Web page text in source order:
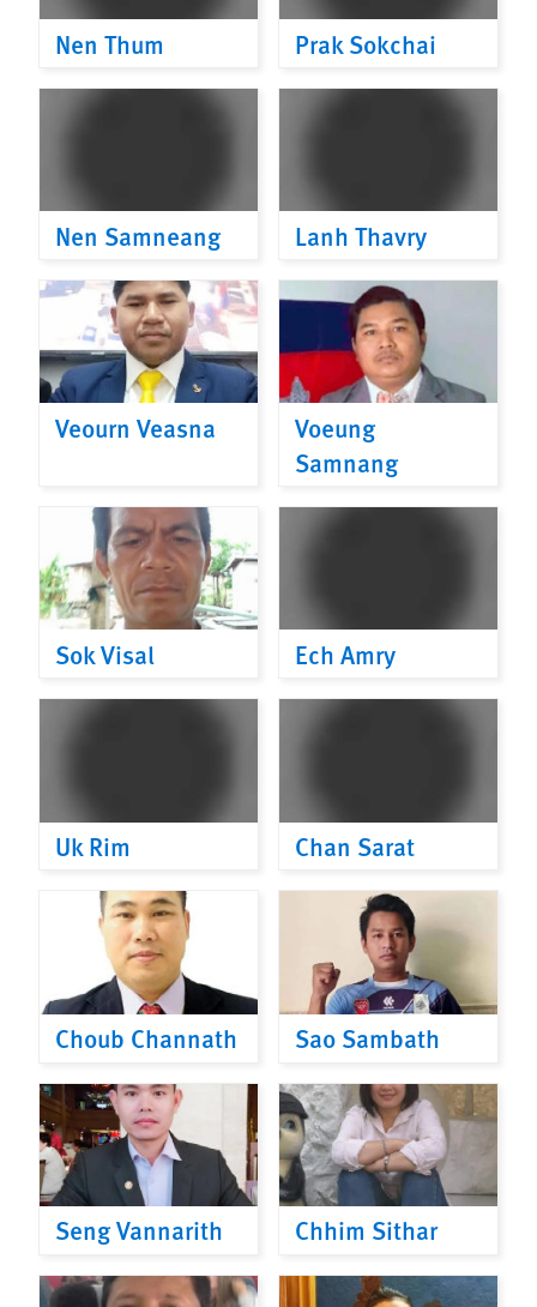
Nen Thum Prak Sokchai
Nen Samneang Lanh Thavry
Veourn Veasna
Voeung
Samnang
Sok Visal Ech Amry
Uk Rim Chan Sarat
Choub Channath Sao Sambath
Seng Vannarith Chhim Sithar